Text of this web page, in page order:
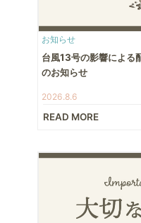
お知らせ
台風13号の影響による
のお知らせ
2026.8.6
READ MORE